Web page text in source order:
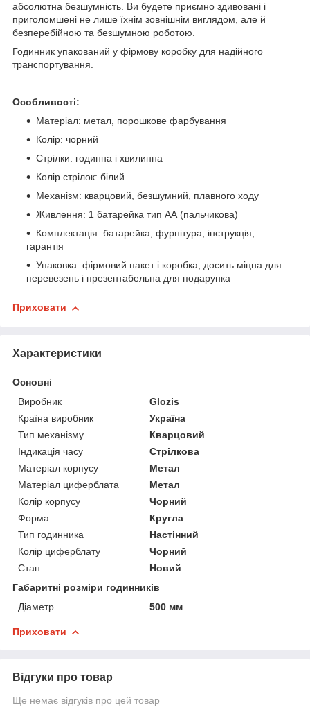
абсолютна безшумність. Ви будете приємно здивовані і
приголомшені не лише їхнім зовнішнім виглядом, але й
безперебійною та безшумною роботою.
Годинник упакований у фірмову коробку для надійного
транспортування.
Особливості:
Матеріал: метал, порошкове фарбування
Колір: чорний
Стрілки: годинна і хвилинна
Колір стрілок: білий
Механізм: кварцовий, безшумний, плавного ходу
Живлення: 1 батарейка тип АА (пальчикова)
Комплектація: батарейка, фурнітура, інструкція,
гарантія
Упаковка: фірмовий пакет і коробка, досить міцна для
перевезень і презентабельна для подарунка
Приховати
Характеристики
Основні
Виробник
Glozis
Країна виробник
Україна
Тип механізму
Кварцовий
Індикація часу
Стрілкова
Матеріал корпусу
Метал
Матеріал циферблата
Метал
Колір корпусу
Чорний
Форма
Кругла
Тип годинника
Настінний
Колір циферблату
Чорний
Стан
Новий
Габаритні розміри годинників
Діаметр
500 мм
Приховати
Відгуки про товар
Ще немає відгуків про цей товар